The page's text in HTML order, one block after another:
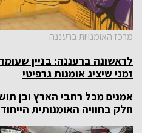
מרכז האומנויות ברעננה
לראשונה ברעננה: בניין
זמני שיציג אומנות גרפיטי
אמנים מכל רחבי הארץ וכן
חלק בחוויה האומנותית